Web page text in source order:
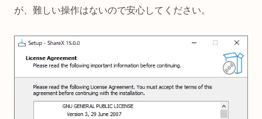
が、難しい操作はないので安心してください。